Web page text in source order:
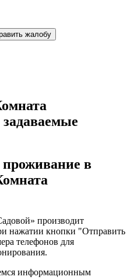
жалобу
проживание в
производит
нажатии кнопки "Отправить
телефонов для
информационным